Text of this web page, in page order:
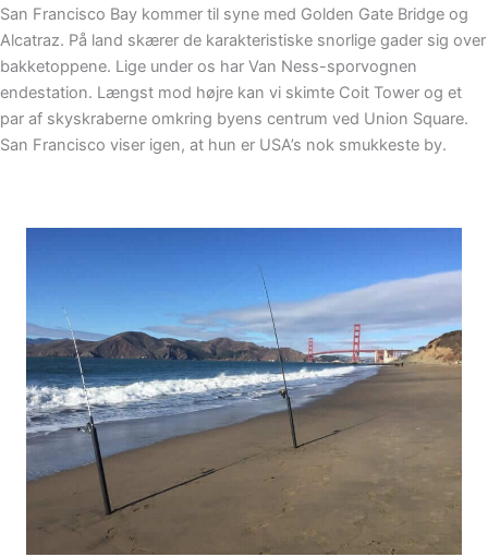
San Francisco Bay kommer til syne med Golden Gate Bridge og
Alcatraz. På land skærer de karakteristiske snorlige gader sig over
bakketoppene. Lige under os har Van Ness-sporvognen
endestation. Længst mod højre kan vi skimte Coit Tower og et
par af skyskraberne omkring byens centrum ved Union Square.
San Francisco viser igen, at hun er USA’s nok smukkeste by.